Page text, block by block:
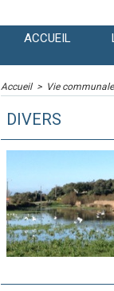
ACCUEIL
Accueil > Vie communale
DIVERS